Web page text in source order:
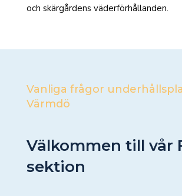
och skärgårdens väderförhållanden.
Vanliga frågor
Värmdö
Välkommen till vår
sektion